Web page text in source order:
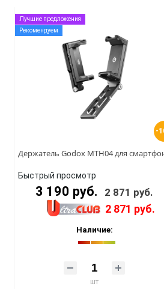
-
Лучшие предложения
Рекомендуем
Держатель Godox MTH04 для
Быстрый просмотр
3 190 руб. 2 871 руб.
2 871 руб.
Наличие:
шт